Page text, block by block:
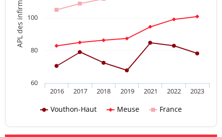
APL des infirmiers
Vouthon-Haut Meuse France
2016 2017 2018 2019 2021 2022 2023
60
80
100